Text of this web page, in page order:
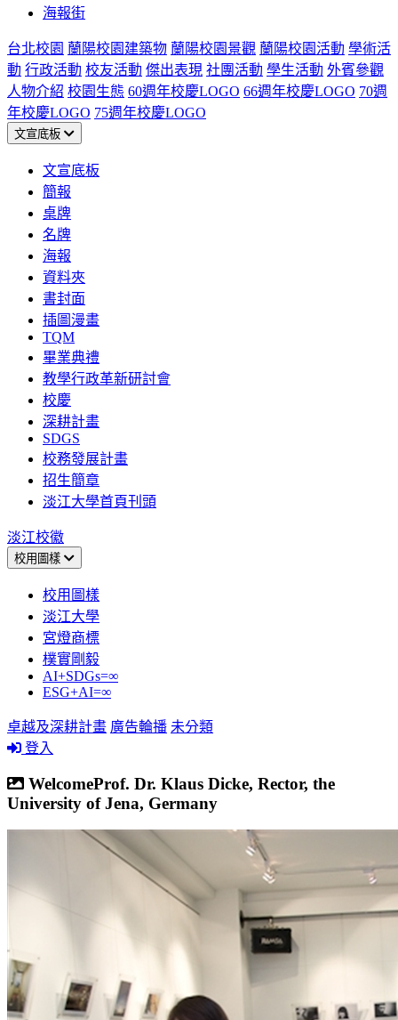
海報街
台北校園 蘭陽校園建築物 蘭陽校園景觀 蘭陽校園活動 學術活
動 行政活動 校友活動 傑出表現 社團活動 學生活動 外賓參觀
人物介紹 校園生態 60週年校慶LOGO 66週年校慶LOGO 70週
年校慶LOGO 75週年校慶LOGO
文宣底板
文宣底板
簡報
桌牌
名牌
海報
資料夾
書封面
插圖漫畫
TQM
畢業典禮
教學行政革新研討會
校慶
深耕計畫
SDGS
校務發展計畫
招生簡章
淡江大學首頁刊頭
淡江校徽
校用圖樣
校用圖樣
淡江大學
宮燈商標
樸實剛毅
AI+SDGs=∞
ESG+AI=∞
卓越及深耕計畫 廣告輪播 未分類
登入
WelcomeProf. Dr. Klaus Dicke, Rector, the
University of Jena, Germany